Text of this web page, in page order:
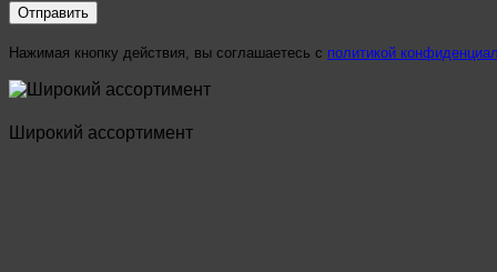
Нажимая кнопку действия, вы соглашаетесь с политикой
Широкий ассортимент